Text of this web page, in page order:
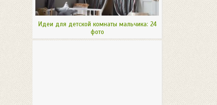
Идеи для детской комнаты мальчика: 24
фото